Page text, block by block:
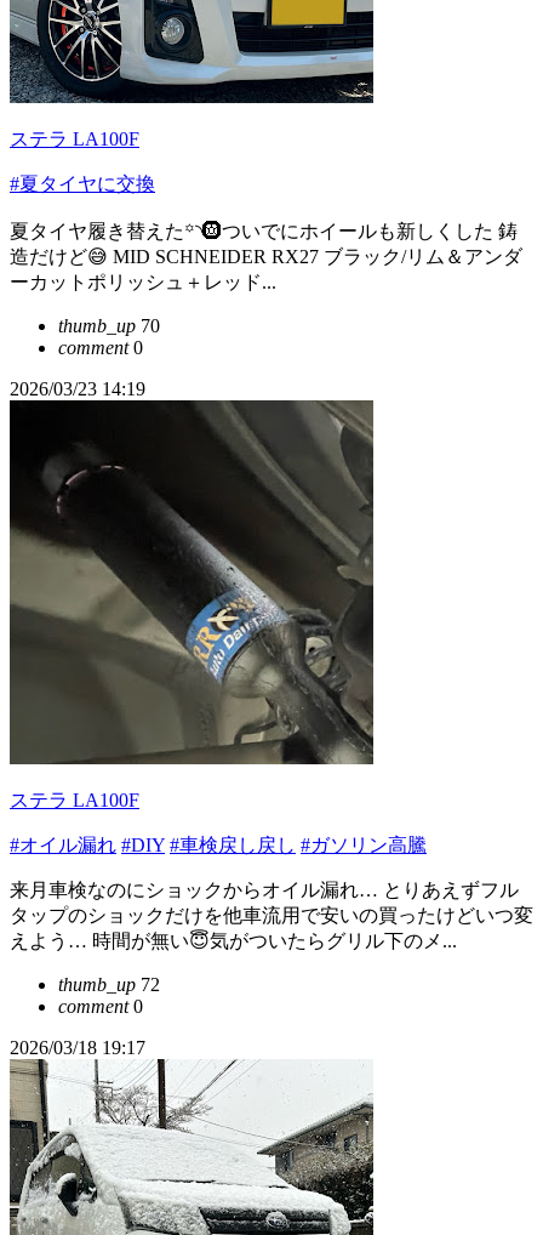
ステラ LA100F
#夏タイヤに交換
夏タイヤ履き替えた꙳◝🛞ついでにホイールも新しくした 鋳
造だけど😅 MID SCHNEIDER RX27 ブラック/リム＆アンダ
ーカットポリッシュ＋レッド...
thumb_up 70
comment0
2026/03/23 14:19
ステラ LA100F
#オイル漏れ #DIY #車検戻し戻し #ガソリン高騰
来月車検なのにショックからオイル漏れ… とりあえずフル
タップのショックだけを他車流用で安いの買ったけどいつ変
えよう… 時間が無い😇気がついたらグリル下のメ...
thumb_up 72
comment0
2026/03/18 19:17